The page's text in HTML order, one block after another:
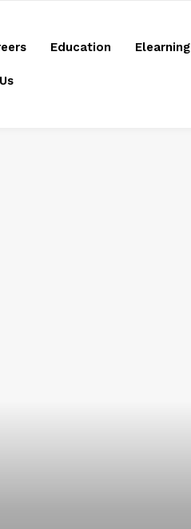
Education Elearning